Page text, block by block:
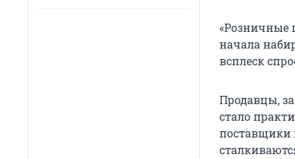
«Розничные
начала
всплеск
Продавцы,
стало
поставщики